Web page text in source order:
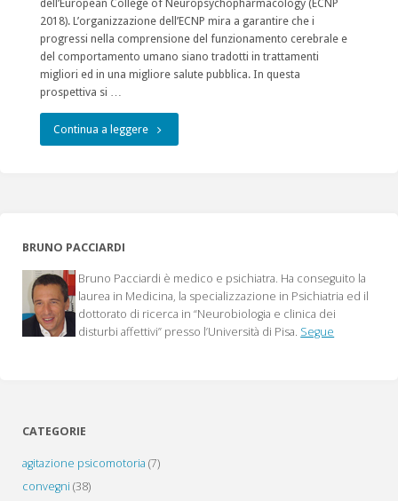
dell’European College of Neuropsychopharmacology (ECNP
2018). L’organizzazione dell’ECNP mira a garantire che i
progressi nella comprensione del funzionamento cerebrale e
del comportamento umano siano tradotti in trattamenti
migliori ed in una migliore salute pubblica. In questa
prospettiva si …
Continua a leggere"Progetto:
and
Novelties
BRUNO PACCIARDI
Bruno Pacciardi è medico e psichiatra. Ha conseguito la
laurea in Medicina, la specializzazione in Psichiatria ed il
dottorato di ricerca in “Neurobiologia e clinica dei
disturbi affettivi” presso l’Università di Pisa. Segue
CATEGORIE
agitazione psicomotoria (7)
convegni (38)